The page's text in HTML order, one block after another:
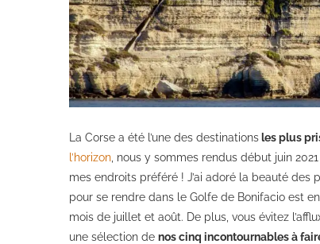
La Corse a été l’une des destinations les plus
l’horizon , nous y sommes rendus début juin
mes endroits préféré ! J’ai adoré la beauté des
pour se rendre dans le Golfe de Bonifacio est
mois de juillet et août. De plus, vous évitez
une sélection de nos cinq incontournables à